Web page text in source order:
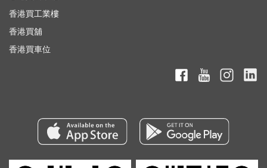
香港買工業樓
香港買舖
香港買車位